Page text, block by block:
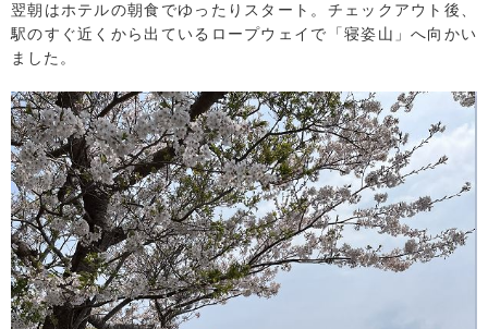
翌朝はホテルの朝食でゆったりスタート。チェックアウト後、
駅のすぐ近くから出ているロープウェイで「寝姿山」へ向かい
ました。